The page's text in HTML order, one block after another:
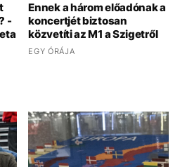
-
Ennek a három előadónak a
koncertjét biztosan
közvetíti az M1 a Szigetről
EGY ÓRÁJA